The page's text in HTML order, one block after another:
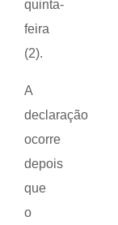
quinta-
feira
(2).
A
declaração
ocorre
depois
que
o